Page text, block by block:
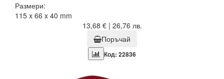
Размери:
115 x 66 x 40 mm
13,68 € | 26,76 лв.
Поръчай
Код: 22836